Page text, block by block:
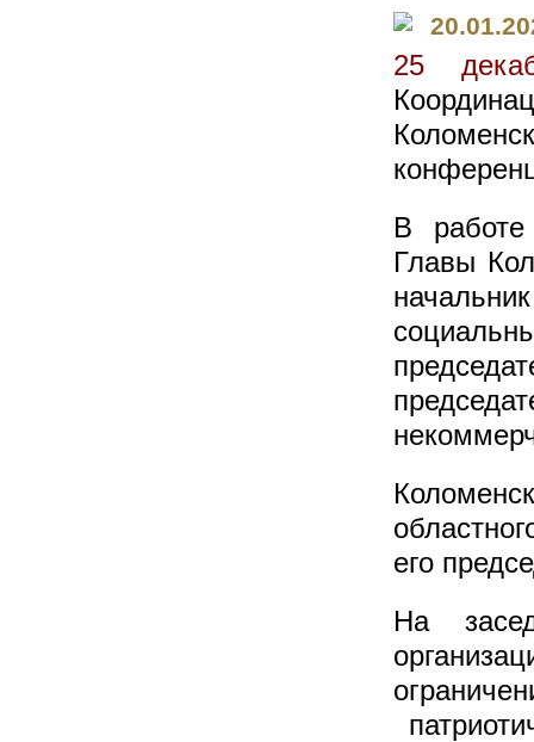
25
В работе
Главы
его
На